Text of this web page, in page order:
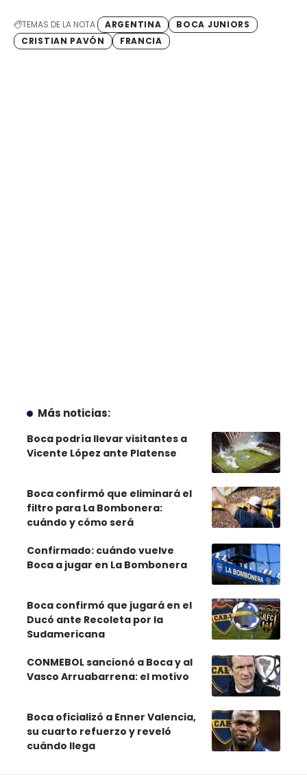
TEMAS DE LA NOTA ARGENTINA
BOCA JUNIORS
CRISTIAN PAVÓN
FRANCIA
Más noticias:
Boca podría llevar visitantes a
Vicente López ante Platense
Boca confirmó que eliminará el
filtro para La Bombonera:
cuándo y cómo será
Confirmado: cuándo vuelve
Boca a jugar en La Bombonera
Boca confirmó que jugará en el
Ducó ante Recoleta por la
Sudamericana
CONMEBOL sancionó a Boca y al
Vasco Arruabarrena: el motivo
Boca oficializó a Enner Valencia,
su cuarto refuerzo y reveló
cuándo llega